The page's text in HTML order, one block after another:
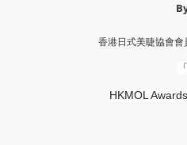
香港日式美睫協會會
HKMOL